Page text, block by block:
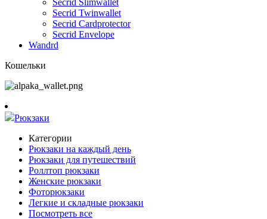
Secrid Slimwallet
Secrid Twinwallet
Secrid Cardprotector
Secrid Envelope
Wandrd
Кошельки
Рюкзаки
Категории
Рюкзаки на каждый день
Рюкзаки для путешествий
Роллтоп рюкзаки
Женские рюкзаки
Фоторюкзаки
Легкие и складные рюкзаки
Посмотреть все